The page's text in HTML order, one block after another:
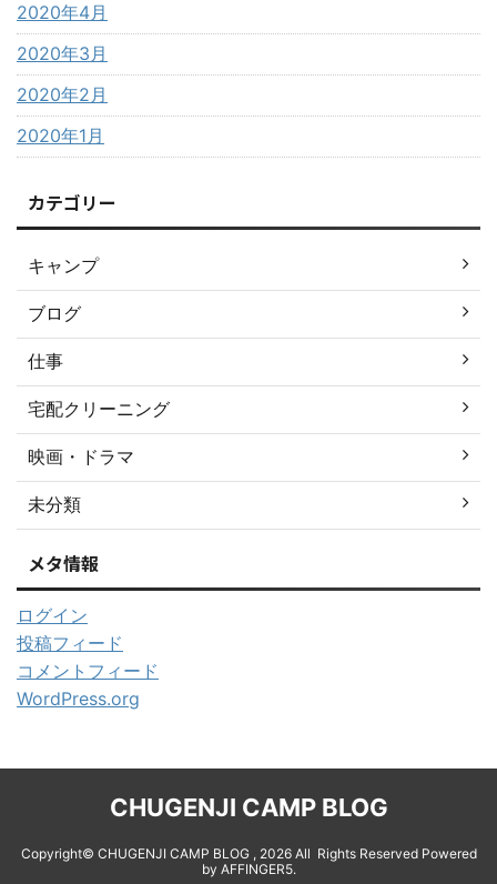
2020年4月
2020年3月
2020年2月
2020年1月
カテゴリー
キャンプ
ブログ
仕事
宅配クリーニング
映画・ドラマ
未分類
メタ情報
ログイン
投稿フィード
コメントフィード
WordPress.org
CHUGENJI CAMP BLOG
Copyright© CHUGENJI CAMP BLOG , 2026 All Rights Reserved Powered
by AFFINGER5.